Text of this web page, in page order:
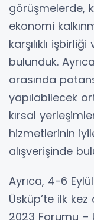
görüşmelerde,
ekonomi
karşılıklı
bulunduk.
arasında
yapılabilecek
kırsal
hizmetlerinin
alışverişinde
Ayrıca, 4-6
Üsküp’te ilk
2023 Forumu –